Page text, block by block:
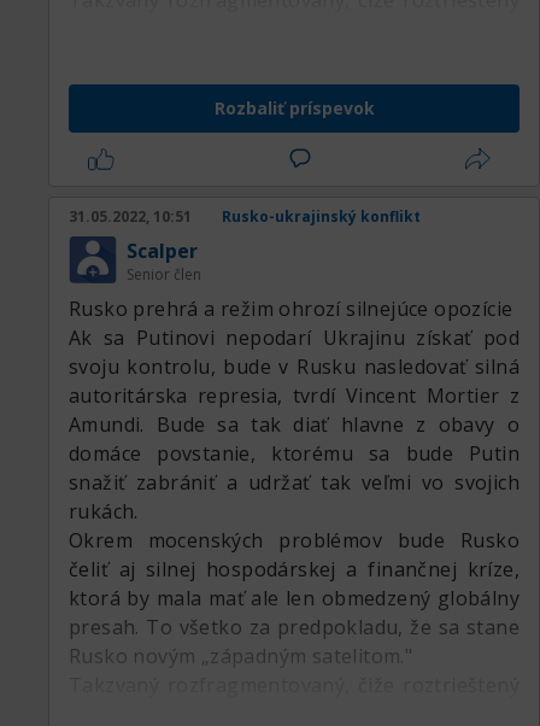
prípade tých európskych, ale to iba v prípade,
že nedôjde v Európe k hlbokej recesii.
Rozbaliť príspevok
31.05.2022, 10:51 Rusko-ukrajinský konflikt
Scalper
Senior člen
Rusko prehrá a režim ohrozí silnejúce opozície
Ak sa Putinovi nepodarí Ukrajinu získať pod
svoju kontrolu, bude v Rusku nasledovať silná
autoritárska represia, tvrdí Vincent Mortier z
Amundi. Bude sa tak diať hlavne z obavy o
domáce povstanie, ktorému sa bude Putin
snažiť zabrániť a udržať tak veľmi vo svojich
rukách.
Okrem mocenských problémov bude Rusko
čeliť aj silnej hospodárskej a finančnej kríze,
ktorá by mala mať ale len obmedzený globálny
presah. To všetko za predpokladu, že sa stane
Rusko novým „západným satelitom."